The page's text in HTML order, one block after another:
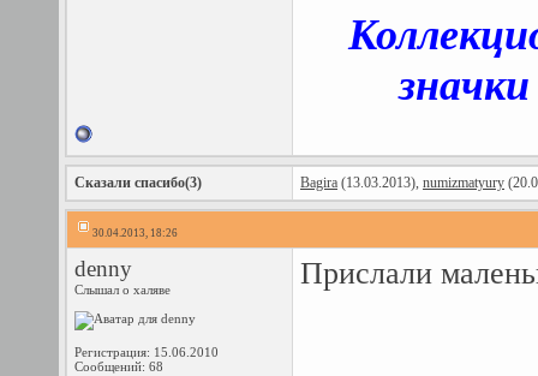
Сказали спасибо(3) Bagira (13.03.2013), numizmatyury
30.04.2013, 18:26
denny
Слышал о халяве
Регистрация: 15.06.2010
Сообщений: 68
Прислали